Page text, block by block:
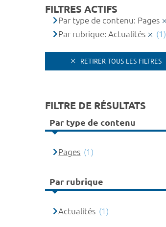
FILTRES ACTIFS
Par type de contenu: Pages
Par rubrique: Actualités
(1)
RETIRER TOUS LES FILTRES
FILTRE DE RÉSULTATS
Par type de contenu
Pages (1)
Par rubrique
Actualités (1)